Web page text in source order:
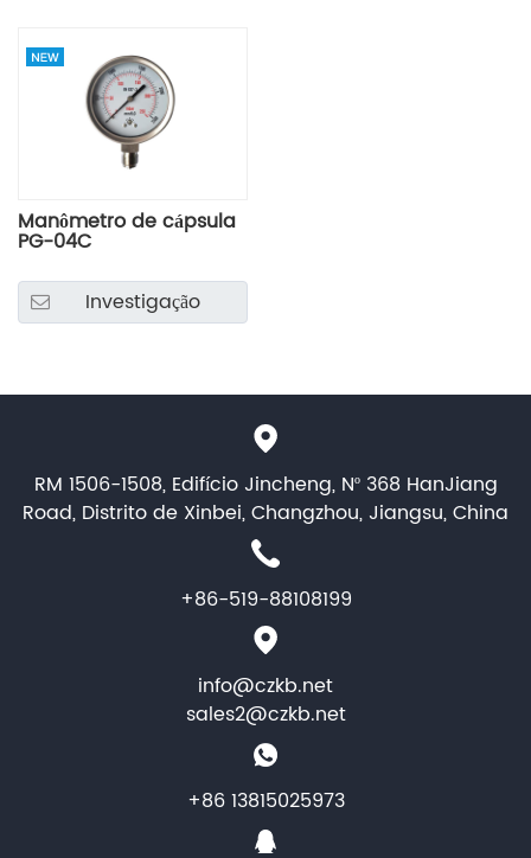
Manômetro de cápsula
PG-04C
Investigação
RM 1506-1508, Edifício Jincheng, Nº 368 HanJiang
Road, Distrito de Xinbei, Changzhou, Jiangsu, China
+86-519-88108199
info@czkb.net
sales2@czkb.net
+86 13815025973